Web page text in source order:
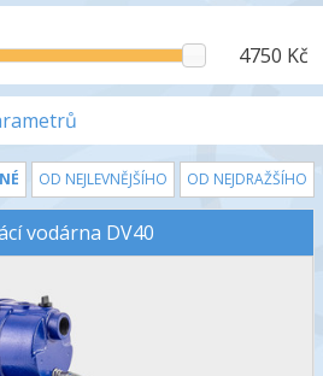
4750 Kč
OD NEJLEVNĚJŠÍHO OD NEJDRAŽŠÍHO
vodárna DV40